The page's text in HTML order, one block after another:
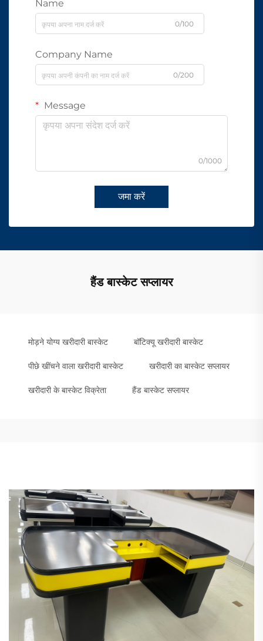
Name
0/100
Company Name
0/200
Message
0/1000
जमा करें
हैंड बास्केट सप्लायर
मोड़ने योग्य खरीदारी बास्केट बॉटिक्यू खरीदारी बास्केट
पीछे खींचने वाला खरीदारी बास्केट खरीदारी का बास्केट सप्लायर
खरीदारी के बास्केट विक्रेता हैंड बास्केट सप्लायर